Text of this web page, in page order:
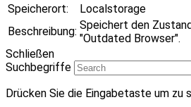
Speicherort:
Localstorage
Beschreibung: Speichert den
"Outdated Browser".
Schließen
Suchbegriffe
Drücken Sie die Eingabetaste um zu